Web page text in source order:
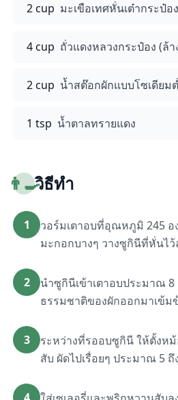
2 cup มะเขือเทศหั่นเต๋ากระป๋อ
4 cup ถั่วแดงหลวงกระป๋อง (ล้
2 cup น้ำสต๊อกผักแบบโซเดียม
1 tsp น้ำตาลทรายแดง
👨‍🍳วิธีทำ
1
วอร์มเตาอบที่อุณหภูมิ 245 อ
มะกอกบางๆ วางซูกินีที่หั่นไ
2
นำซูกินีเข้าเตาอบประมาณ
ธรรมชาติของผักออกมาเข้
3
ระหว่างที่รออบซูกินี ให้ตั้ง
สับ ผัดไปเรื่อยๆ ประมาณ 5